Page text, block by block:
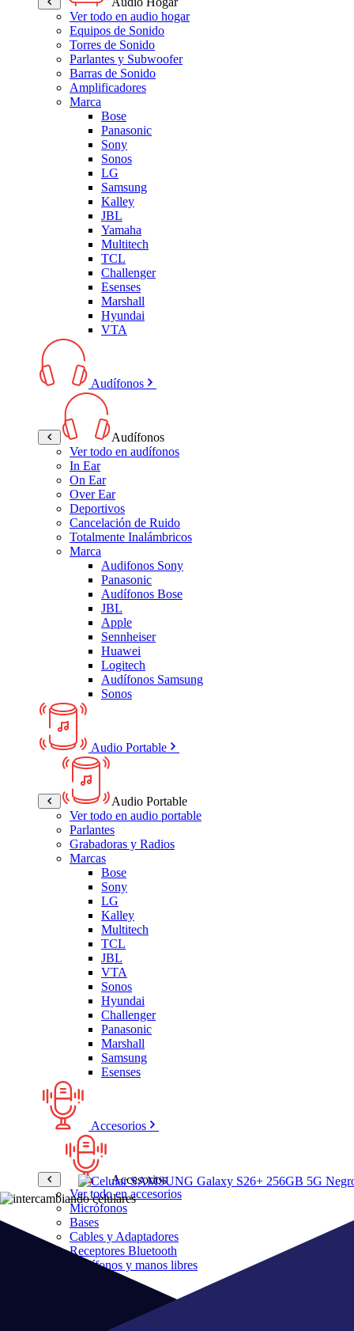
Ver todo en audio hogar
Equipos de Sonido
Torres de Sonido
Parlantes y Subwoofer
Barras de Sonido
Amplificadores
Marca
Bose
Panasonic
Sony
Sonos
LG
Samsung
Kalley
JBL
Yamaha
Multitech
TCL
Challenger
Esenses
Marshall
Hyundai
VTA
Audífonos
Audífonos
Ver todo en audífonos
In Ear
On Ear
Over Ear
Deportivos
Cancelación de Ruido
Totalmente Inalámbricos
Marca
Audifonos Sony
Panasonic
Audífonos Bose
JBL
Apple
Sennheiser
Huawei
Logitech
Audífonos Samsung
Sonos
Audio Portable
Audio Portable
Ver todo en audio portable
Parlantes
Grabadoras y Radios
Marcas
Bose
Sony
LG
Kalley
Multitech
TCL
JBL
VTA
Sonos
Hyundai
Challenger
Panasonic
Marshall
Samsung
Esenses
Accesorios
Accesorios
Ver todo en accesorios
Micrófonos
Bases
Cables y Adaptadores
Receptores Bluetooth
Audífonos y manos libres